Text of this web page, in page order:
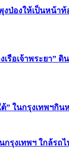
งป่องให้เป็นหน้า
เรือเจ้าพระยา”
ต้” ในกรุงเทพฯกิน
กรุงเทพฯ ใกล้รถ